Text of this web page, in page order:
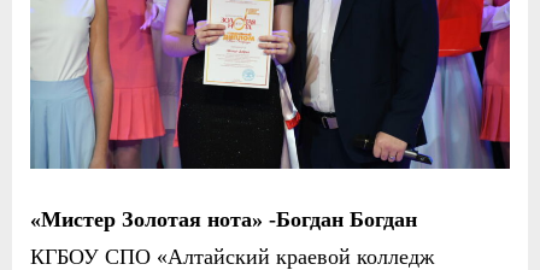
«Мистер Золотая нота» -Богдан Богдан
КГБОУ СПО «Алтайский краевой колледж